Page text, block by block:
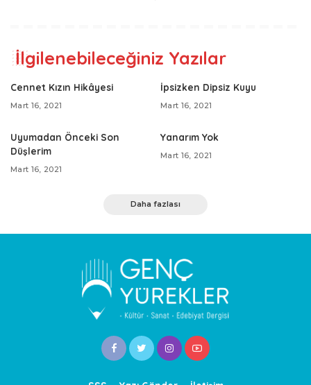
İlgilenebileceğiniz Yazılar
Cennet Kızın Hikâyesi
Mart 16, 2021
İpsizken Dipsiz Kuyu
Mart 16, 2021
Uyumadan Önceki Son
Düşlerim
Mart 16, 2021
Yanarım Yok
Mart 16, 2021
Daha fazlası